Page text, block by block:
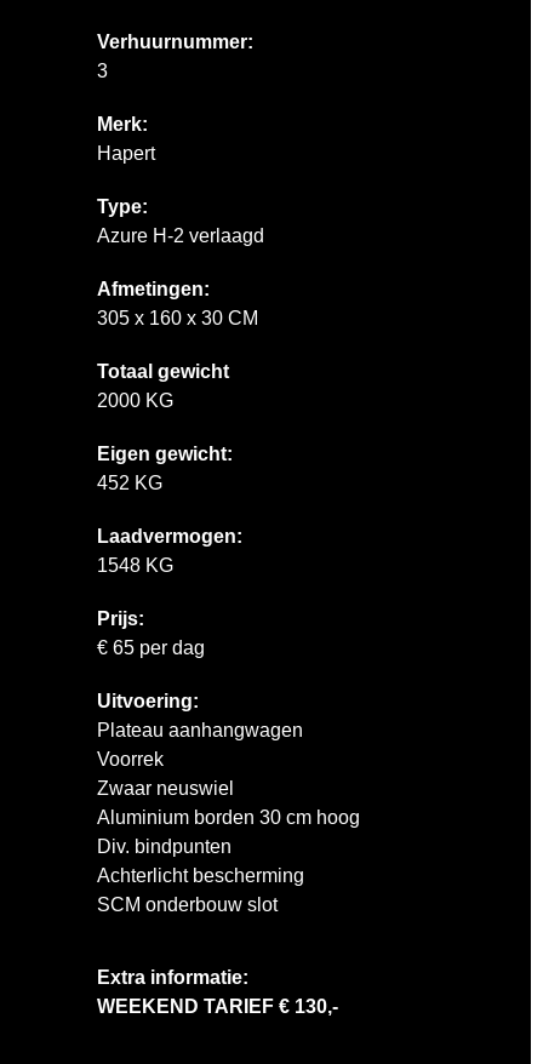
Verhuurnummer:
3
Merk:
Hapert
Type:
Azure H-2 verlaagd
Afmetingen:
305 x 160 x 30 CM
Totaal gewicht
2000 KG
Eigen gewicht:
452 KG
Laadvermogen:
1548 KG
Prijs:
€ 65 per dag
Uitvoering:
Plateau aanhangwagen
Voorrek
Zwaar neuswiel
Aluminium borden 30 cm hoog
Div. bindpunten
Achterlicht bescherming
SCM onderbouw slot
Extra informatie:
WEEKEND TARIEF € 130,-